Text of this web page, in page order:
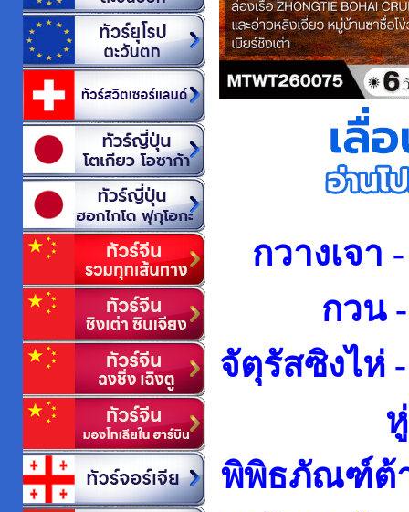
กวางเจา
กวน
จัตุรัสซิงไห่
พิพิธภัณฑ์ต้า